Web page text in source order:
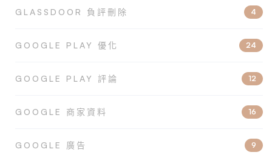
GLASSDOOR 負評刪除 4
GOOGLE PLAY 優化 24
GOOGLE PLAY 評論 12
GOOGLE 商家資料 16
GOOGLE 廣告 9